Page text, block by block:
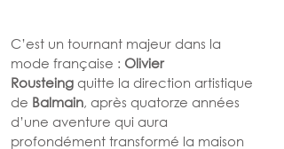
C’est un tournant majeur dans la
mode française : Olivier
Rousteing quitte la direction artistique
de Balmain, après quatorze années
d’une aventure qui aura
profondément transformé la maison